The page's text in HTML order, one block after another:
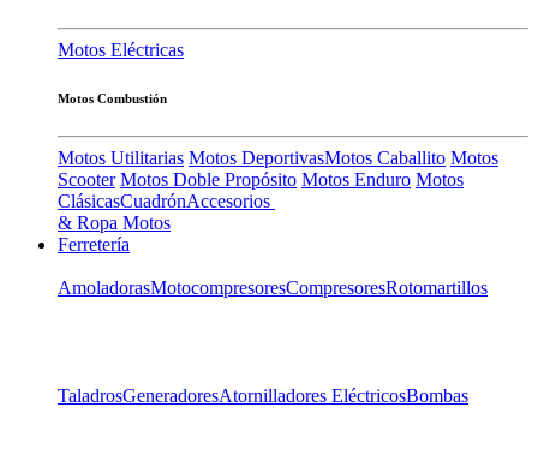
Motos Eléctricas
Motos Combustión
Motos Utilitarias Motos DeportivasMotos Caballito Motos
Scooter Motos Doble Propósito Motos Enduro Motos
ClásicasCuadrónAccesorios
& Ropa Motos
Ferretería
AmoladorasMotocompresoresCompresoresRotomartillos
TaladrosGeneradoresAtornilladores EléctricosBombas